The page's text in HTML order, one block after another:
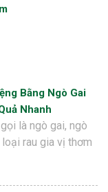
Bằng Ngò Gai
Nhanh
là ngò gai, ngò
rau gia vị thơm